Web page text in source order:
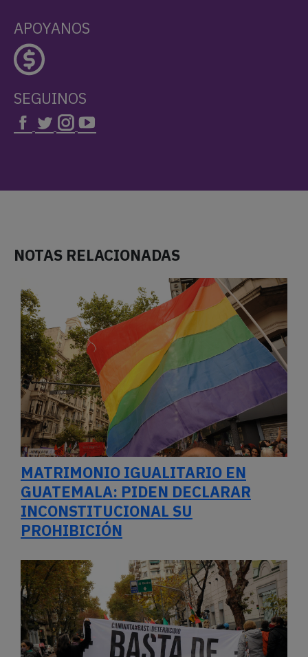
APOYANOS
SEGUINOS
NOTAS RELACIONADAS
MATRIMONIO IGUALITARIO EN
GUATEMALA: PIDEN DECLARAR
INCONSTITUCIONAL SU
PROHIBICIÓN